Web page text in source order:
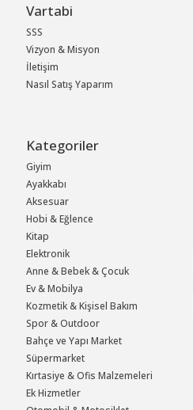
Vartabi
SSS
Vizyon & Misyon
İletişim
Nasıl Satış Yaparım
Kategoriler
Giyim
Ayakkabı
Aksesuar
Hobi & Eğlence
Kitap
Elektronik
Anne & Bebek & Çocuk
Ev & Mobilya
Kozmetik & Kişisel Bakım
Spor & Outdoor
Bahçe ve Yapı Market
Süpermarket
Kırtasiye & Ofis Malzemeleri
Ek Hizmetler